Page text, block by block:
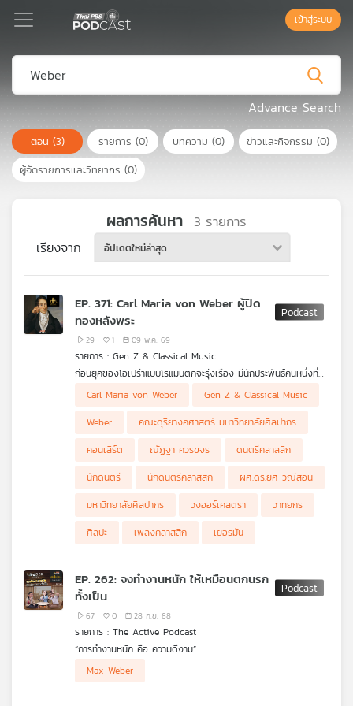
Podcast
เพล
ย์
ลิ
เพล
กิจกรรม
เข้าสู่ระบบ
Advance Search
ตอน (3) รายการ (0) บทความ (0) ข่าวและกิจกรรม (0)
ผู้จัดรายการและวิทยากร (0)
ผลการค้นหา 3 รายการ
เรียงจาก อัปเดตใหม่ล่าสุด
EP. 371: Carl Maria von Weber ผู้ปิด
ทองหลังพระ
29 1 09 พ.ค. 69
รายการ : Gen Z & Classical Music
ก่อนยุคของโอเปร่าแบบโรแมนติกจะรุ่งเรือง มีนักประพันธ์คนหนึ่งที่
เยอรมัน มีเอกลักษณ์ชัดเจน
ตอนนี้ของ GenZ and Classical Music กับ ผศ.ดร.ยศ วณีสอน
แห่งคณะดุริยางคศาสตร์ มหาวิทยาลัยศิลปากรจะพาไปรู้จักชีวิตและ
ผลงานของ Weber ตั้งแต่เส้นทางในโลกดนตรีของยุโรป ไปจนถึง
บทบาทของเขาในการพัฒนาโอเปร่าเยอรมัน ว่าอะไรทำให้ผลงานของ
Weber แตกต่างจากนักประพันธ์ร่วมยุค และทำไมชื่อของเขาจึงยังถูก
พูดถึงในวงการดนตรีคลาสสิกมาจนถึงวันนี้
Carl Maria von Weber
Gen Z & Classical Music
Weber
คณะดุริยางคศาสตร์ มหาวิทยาลัยศิลปากร
คอนเสิร์ต
ณัฏฐา ควรขจร
ดนตรีคลาสสิก
นักดนตรี
นักดนตรีคลาสสิก
ผศ.ดร.ยศ วณีสอน
มหาวิทยาลัยศิลปากร
วงออร์เคสตรา
วาทยกร
ศิลปะ
เพลงคลาสสิก เยอรมัน
EP. 262: จงทำงานหนัก ให้เหมือนตกนรก
ทั้งเป็น
67 0 28 ก.ย. 68
รายการ : The Active Podcast
“การทำงานหนัก คือ ความดีงาม”
ในยุคโมเดิร์น (Modernity) โลกมีแนวคิดที่เชื่อว่าความจริงมีเพียง
Max Weber